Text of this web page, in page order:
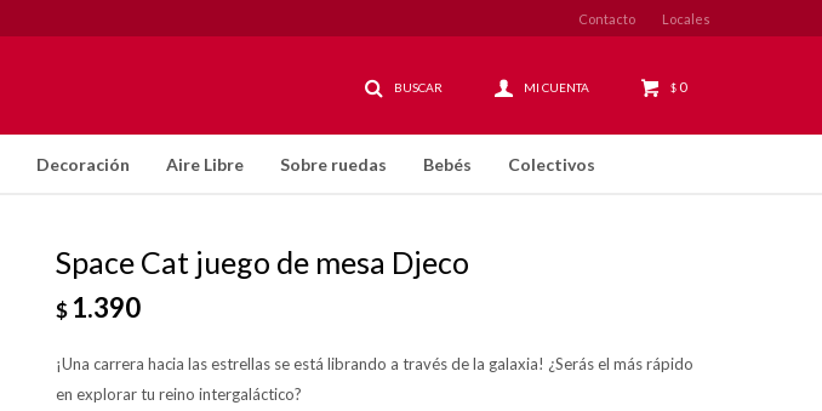
Decoración Aire Libre Sobre ruedas Bebés Colectivos
$ 0
Contacto Locales
Space Cat juego de mesa Djeco
$ 1.390
¡Una carrera hacia las estrellas se está librando a través de la galaxia! ¿Serás el más rápido
en explorar tu reino intergaláctico?